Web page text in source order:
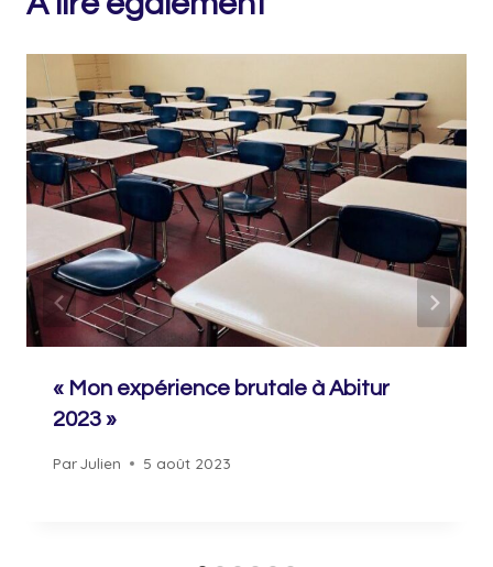
« Mon expérience brutale à Abitur
2023 »
ParJulien 5 août 2023